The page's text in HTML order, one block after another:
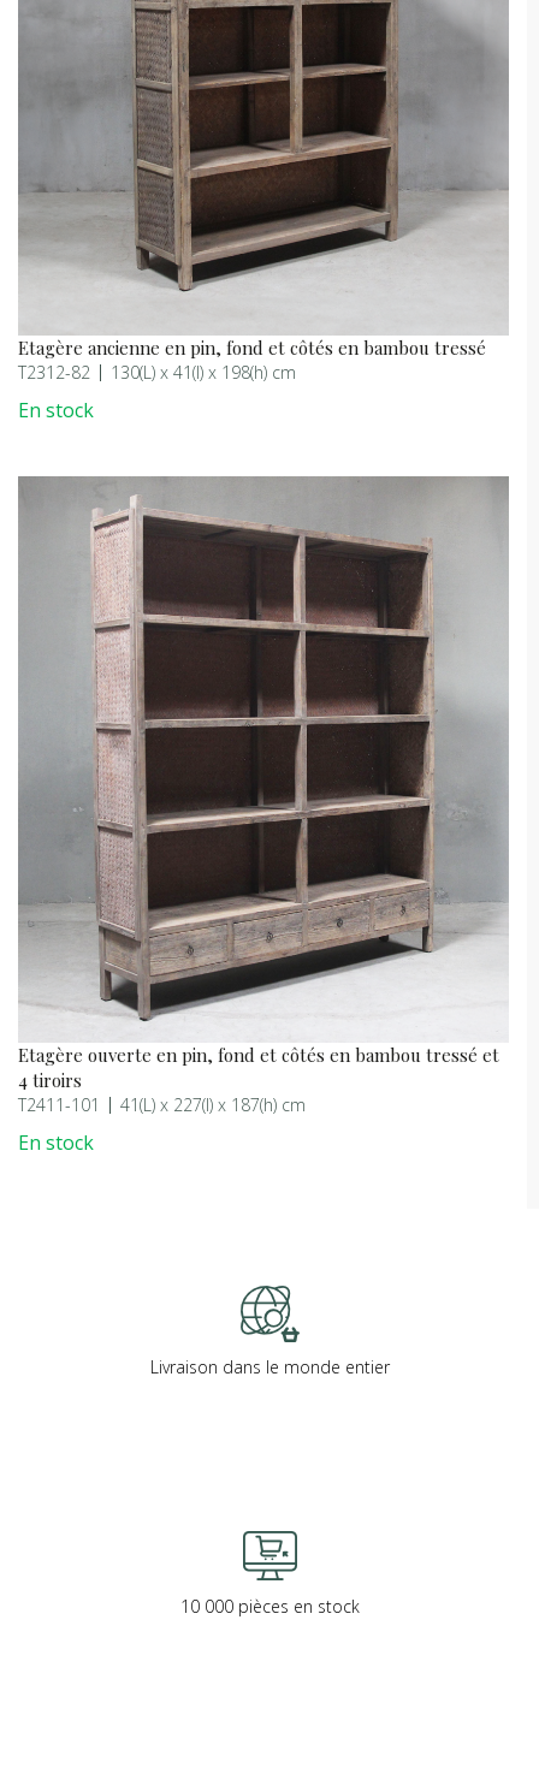
Etagère ancienne en pin, fond et côtés en bambou tressé
T2312-82 130(L) x 41(l) x 198(h) cm
En stock
Etagère ouverte en pin, fond et côtés en bambou tressé et
4 tiroirs
T2411-101 41(L) x 227(l) x 187(h) cm
En stock
Livraison dans le monde entier
10 000 pièces en stock